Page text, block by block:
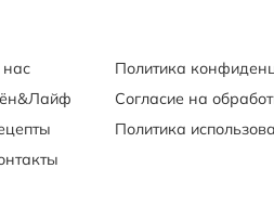
Политика
Согласие на
Политика